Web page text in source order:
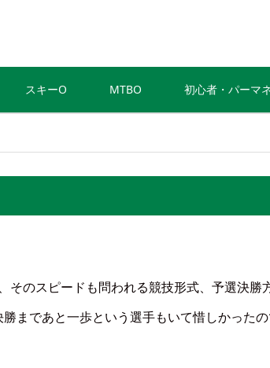
スキーO MTBO 初心者・パーマ
そのスピードも問われる競技形式、予選決勝
まであと一歩という選手もいて惜しかった